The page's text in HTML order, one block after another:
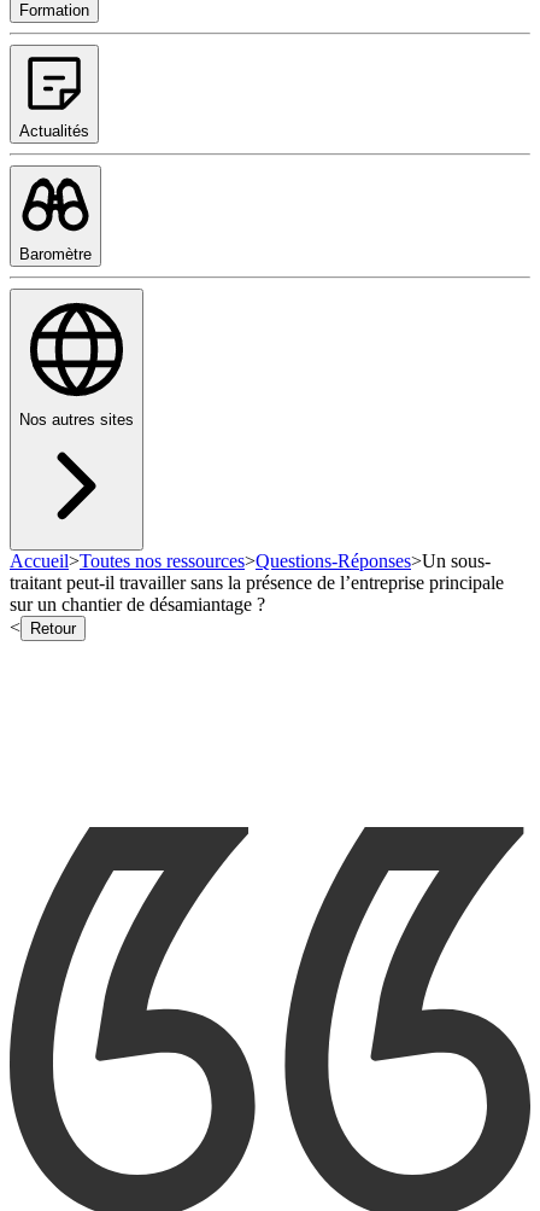
Formation
Actualités
Baromètre
Nos autres sites
Accueil>Toutes nos ressources>Questions-Réponses>Un sous-
traitant peut-il travailler sans la présence de l’entreprise principale
sur un chantier de désamiantage ?
<
Retour